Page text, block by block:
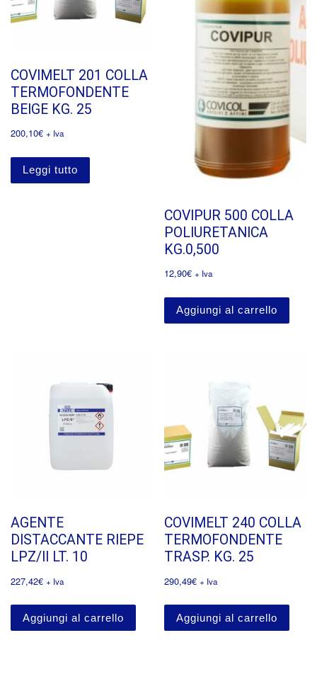
COVIMELT 201 COLLA
TERMOFONDENTE
BEIGE KG. 25
200,10€ + Iva
Leggi tutto
COVIPUR 500 COLLA
POLIURETANICA
KG.0,500
12,90€ + Iva
Aggiungi al carrello
AGENTE
DISTACCANTE RIEPE
LPZ/II LT. 10
227,42€ + Iva
Aggiungi al carrello
COVIMELT 240 COLLA
TERMOFONDENTE
TRASP. KG. 25
290,49€ + Iva
Aggiungi al carrello